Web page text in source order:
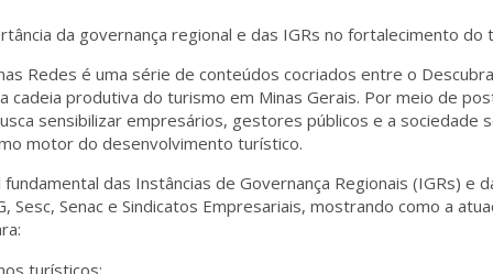
da governança regional e das IGRs no fortalecimento do
Redes é uma série de conteúdos cocriados entre o
cadeia produtiva do turismo em Minas Gerais. Por meio de
sensibilizar empresários, gestores públicos e a sociedade
motor do desenvolvimento turístico.
das Instâncias de Governança Regionais (IGRs) e
Sesc, Senac e Sindicatos Empresariais, mostrando como a
turísticos;